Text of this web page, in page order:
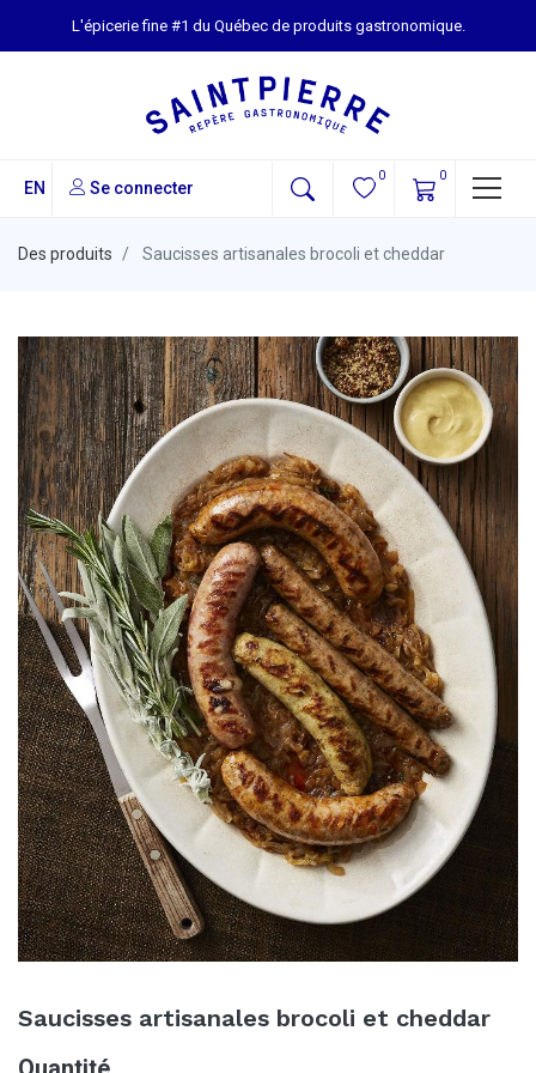
L'épicerie fine #1 du Québec de produits gastronomique.
EN Se connecter
0 0
Des produits Saucisses artisanales brocoli et cheddar
Saucisses artisanales brocoli et cheddar